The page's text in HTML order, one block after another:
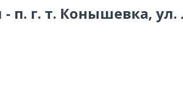
- п. г. т. Конышевка,